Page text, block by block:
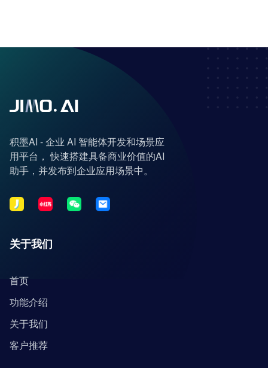
积墨AI - 企业 AI 智能体开发和场景应
用平台， 快速搭建具备商业价值的AI
助手，并发布到企业应用场景中。
关于我们
首页
功能介绍
关于我们
客户推荐